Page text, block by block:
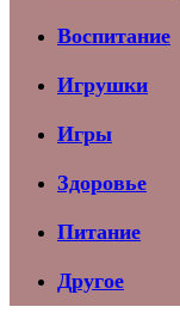
Воспитание
Игрушки
Игры
Здоровье
Питание
Другое